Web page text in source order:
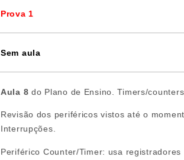
Prova 1
Sem aula
Aula 8 do Plano de Ensino. Timers/
Revisão dos periféricos vistos até o
Interrupções.
Periférico Counter/Timer: usa registradores